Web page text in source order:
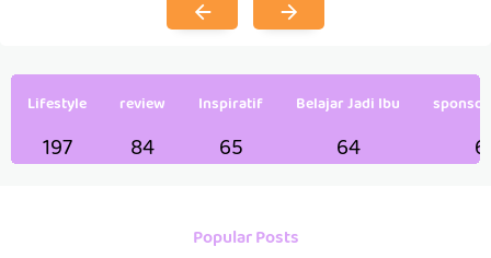
Lifestyle
197
review
84
Inspiratif
65
Belajar Jadi Ibu
64
Popular Posts